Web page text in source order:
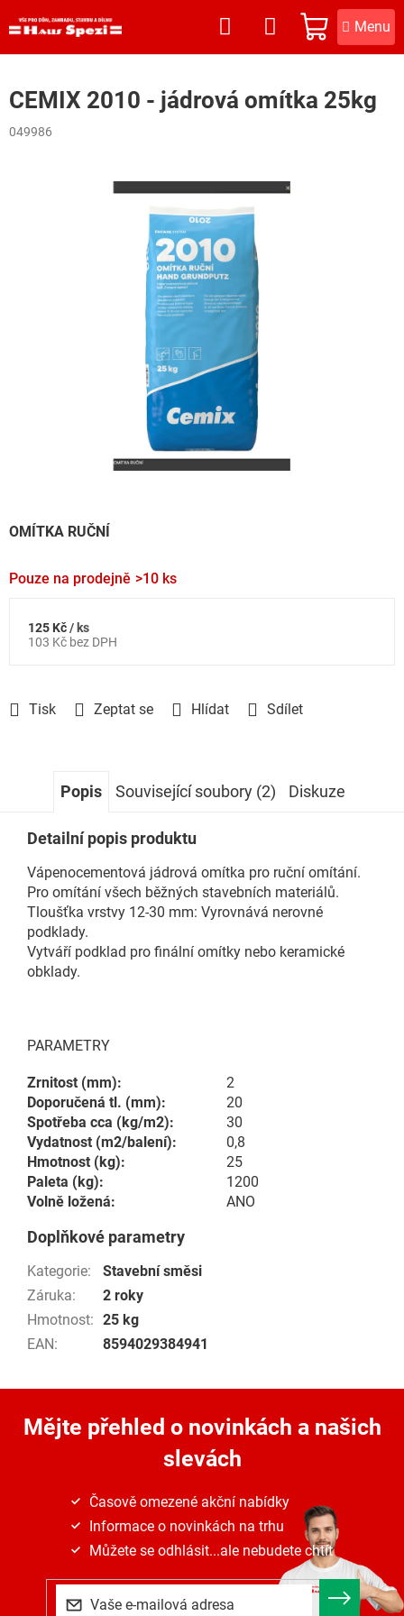
na
NÁKUPNÍ
KOŠÍK
CEMIX 2010 - jádrová omítka 25kg
049986
Pouze na prodejně >10 ks
OMÍTKA RUČNÍ
Tisk Zeptat se Hlídat Sdílet
125 Kč/ ks
103 Kč bez DPH
Měrná
Popis Související soubory (2) Diskuze
Detailní popis produktu
Vápenocementová jádrová omítka pro ruční omítání.
Pro omítání všech běžných stavebních materiálů.
Tloušťka vrstvy 12-30 mm: Vyrovnává nerovné
podklady.
Vytváří podklad pro finální omítky nebo keramické
obklady.
PARAMETRY
Zrnitost (mm):
2
Doporučená tl. (mm):
20
Spotřeba cca (kg/m2):
30
Vydatnost (m2/balení):
0,8
Hmotnost (kg):
25
Paleta (kg):
1200
Volně ložená:
ANO
Doplňkové parametry
Kategorie:
Stavební směsi
Záruka:
2 roky
Hmotnost: 25 kg
EAN: 8594029384941
Mějte přehled o novinkách a našich
slevách
Časově omezené akční nabídky
Informace o novinkách na trhu
Můžete se odhlásit...ale nebudete chtít